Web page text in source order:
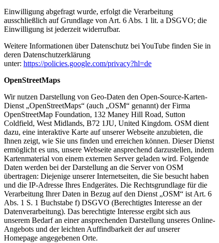
Einwilligung abgefragt wurde, erfolgt die Verarbeitung
ausschließlich auf Grundlage von Art. 6 Abs. 1 lit. a DSGVO; die
Einwilligung ist jederzeit widerrufbar.
Weitere Informationen über Datenschutz bei YouTube finden Sie in
deren Datenschutzerklärung
unter: https://policies.google.com/privacy?hl=de
OpenStreetMaps
Wir nutzen Darstellung von Geo-Daten den Open-Source-Karten-
Dienst „OpenStreetMaps“ (auch „OSM“ genannt) der Firma
OpenStreetMap Foundation, 132 Maney Hill Road, Sutton
Coldfield, West Midlands, B72 1JU, United Kingdom. OSM dient
dazu, eine interaktive Karte auf unserer Webseite anzubieten, die
Ihnen zeigt, wie Sie uns finden und erreichen können. Dieser Dienst
ermöglicht es uns, unsere Webseite ansprechend darzustellen, indem
Kartenmaterial von einem externen Server geladen wird. Folgende
Daten werden bei der Darstellung an die Server von OSM
übertragen: Diejenige unserer Internetseiten, die Sie besucht haben
und die IP-Adresse Ihres Endgerätes. Die Rechtsgrundlage für die
Verarbeitung Ihrer Daten in Bezug auf den Dienst „OSM“ ist Art. 6
Abs. 1 S. 1 Buchstabe f) DSGVO (Berechtigtes Interesse an der
Datenverarbeitung). Das berechtigte Interesse ergibt sich aus
unserem Bedarf an einer ansprechenden Darstellung unseres Online-
Angebots und der leichten Auffindbarkeit der auf unserer
Homepage angegebenen Orte.